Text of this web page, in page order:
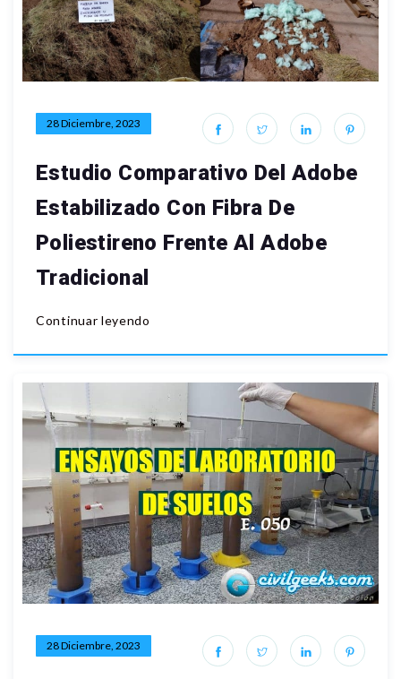
28 Diciembre, 2023
Estudio Comparativo Del Adobe
Estabilizado Con Fibra De
Poliestireno Frente Al Adobe
Tradicional
Continuar leyendo
28 Diciembre, 2023